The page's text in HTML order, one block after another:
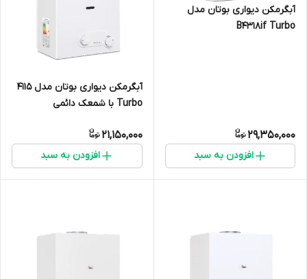
آبگرمکن دیواری بوتان مدل
B4318if Turbo
29,350,000
افزودن به سبد
آبگرمکن دیواری بوتان مدل 4115
Turbo با شمعک دائمی
21,150,000
افزودن به سبد